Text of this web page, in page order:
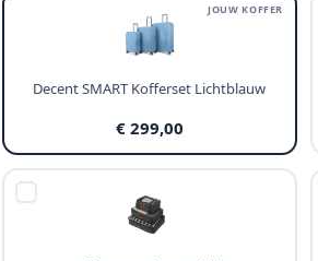
JOUW KOFFER
Decent SMART Kofferset Lichtblauw
€ 299,00